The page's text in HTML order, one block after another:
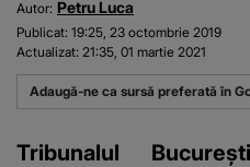
Autor: Petru Luca
Publicat: 19:25, 23 octombrie 2019
Actualizat: 21:35, 01 martie 2021
Adaugă-ne ca sursă preferată în
Tribunalul